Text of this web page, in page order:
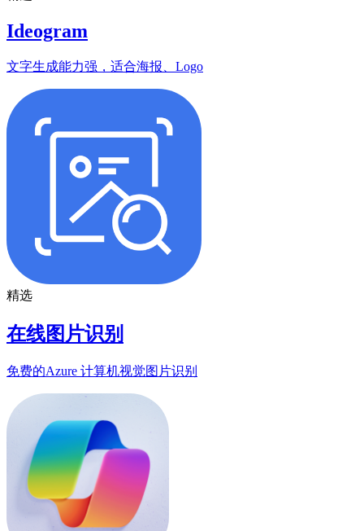
Ideogram
文字生成能力强，适合海报、Logo
精选
在线图片识别
免费的Azure 计算机视觉图片识别